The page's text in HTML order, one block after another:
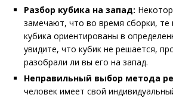
Разбор кубика на запад:
замечают, что во время сборки, те
кубика ориентированы в
увидите, что кубик не решается,
разобрали ли вы его на запад.
Неправильный выбор метода
человек имеет свой